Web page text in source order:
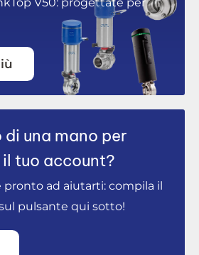
una mano per
tuo account?
pronto ad aiutarti: compila il
pulsante qui sotto!